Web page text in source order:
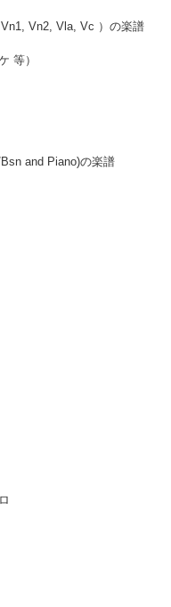
Vn2, Vla, Vc ）の楽譜
等）
and Piano)の楽譜